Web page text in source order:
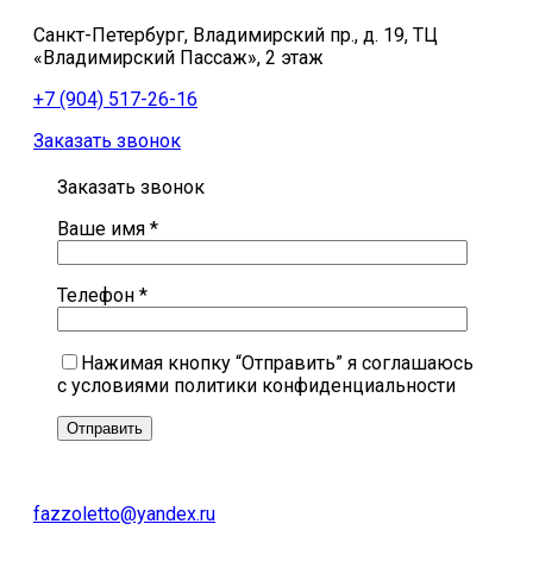
Санкт-Петербург, Владимирский пр., д. 19, ТЦ
«Владимирский Пассаж», 2 этаж
+7 (904) 517-26-16
Заказать звонок
Заказать звонок
Ваше имя *
Телефон *
Нажимая кнопку “Отправить” я соглашаюсь
с условиями политики конфиденциальности
fazzoletto@yandex.ru